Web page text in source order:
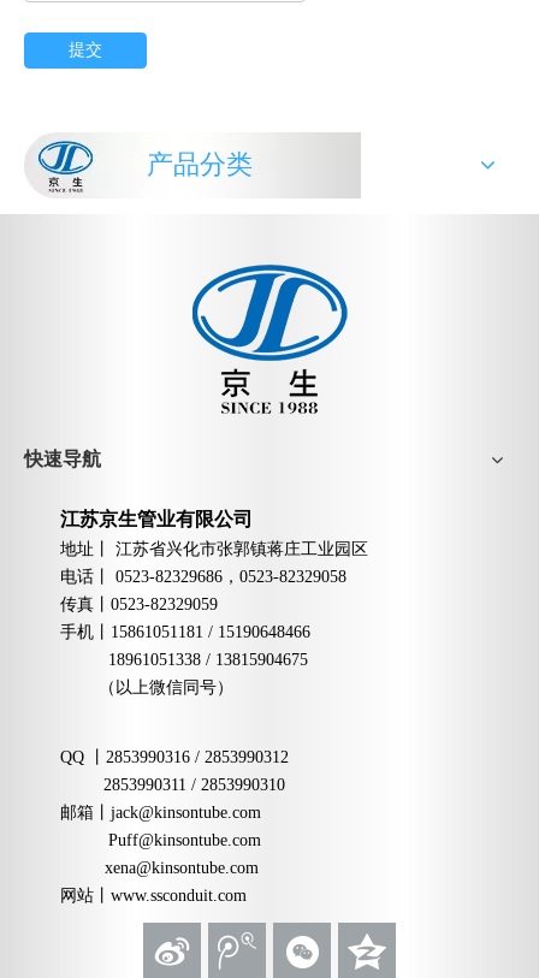
提交
产品分类
快速导航
江苏京生管业有限公司
地址丨 江苏省兴化市张郭镇蒋庄工业园区
电话丨 0523-82329686，0523-82329058
传真丨 0523-82329059
手机
15861051181 / 15190648466
18961051338 / 13815904675
（以上微信同号）
QQ
2853990316 / 2853990312
2853990311 / 2853990310
邮箱
jack@kinsontube.com
Puff@kinsontube.com
xena@kinsontube.com
网站 丨www.ssconduit.com